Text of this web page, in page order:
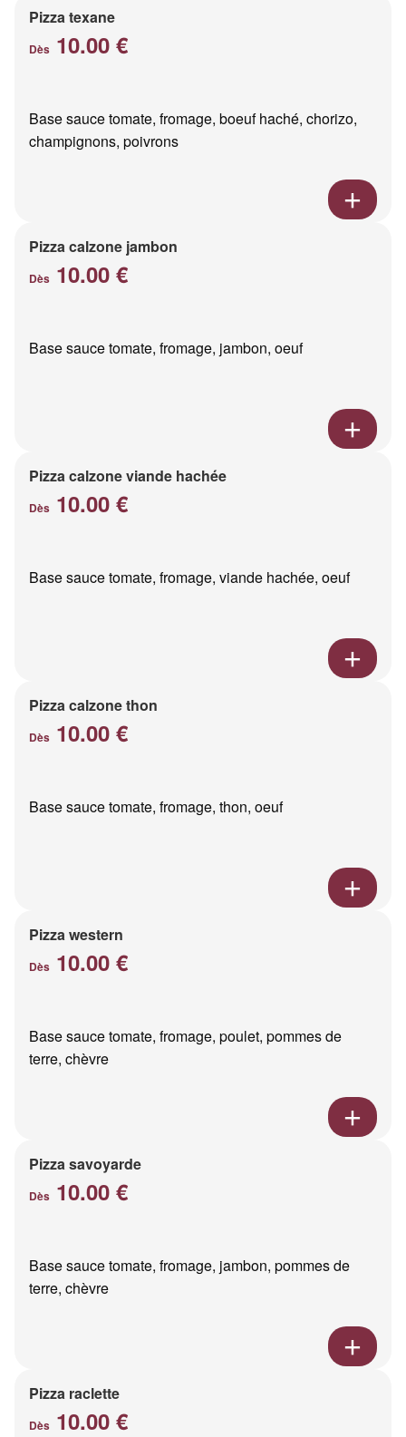
Pizza texane
Dès 10.00 €
Base sauce tomate, fromage, boeuf haché, chorizo,
champignons, poivrons
Pizza calzone jambon
Dès 10.00 €
Base sauce tomate, fromage, jambon, oeuf
Pizza calzone viande hachée
Dès 10.00 €
Base sauce tomate, fromage, viande hachée, oeuf
Pizza calzone thon
Dès 10.00 €
Base sauce tomate, fromage, thon, oeuf
Pizza western
Dès 10.00 €
Base sauce tomate, fromage, poulet, pommes de
terre, chèvre
Pizza savoyarde
Dès 10.00 €
Base sauce tomate, fromage, jambon, pommes de
terre, chèvre
Pizza raclette
Dès 10.00 €